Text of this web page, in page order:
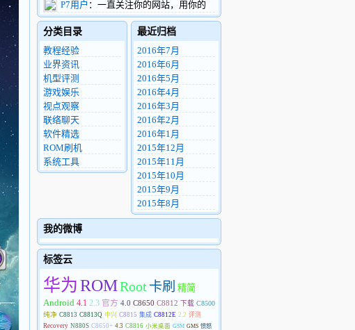
看到这条留言，希望您能把这个机器用的找
的东西包一份给我，非常感谢。
8972812@qq.com
P7用户 ：一直关注你的网站，用你的
ROM4年多了，中间换了2部华为手机。现
在用华为P7 电信版，很希望你能做P7的精
简优化ROM。
分类目录
教程经验
业界资讯
机型评测
游戏娱乐
视点观察
联络聊天
软件精选
ROM刷机
系统工具
最近归档
2016年7月
2016年6月
2016年5月
2016年4月
2016年3月
2016年2月
2016年1月
2015年12月
2015年11月
2015年10月
2015年9月
2015年8月
我的微博
标签云
华为ROMRoot 卡刷 精简
Android 4.1 2.3 官方 4.0 C8650 C8812 下载 C8500
纯净 C8813 C8813Q 中兴 C8815 集成 C8812E 2.2 评测
Recovery N880S C8650+ 4.3 C8816 小米桌面 GSM GMS 愤怒